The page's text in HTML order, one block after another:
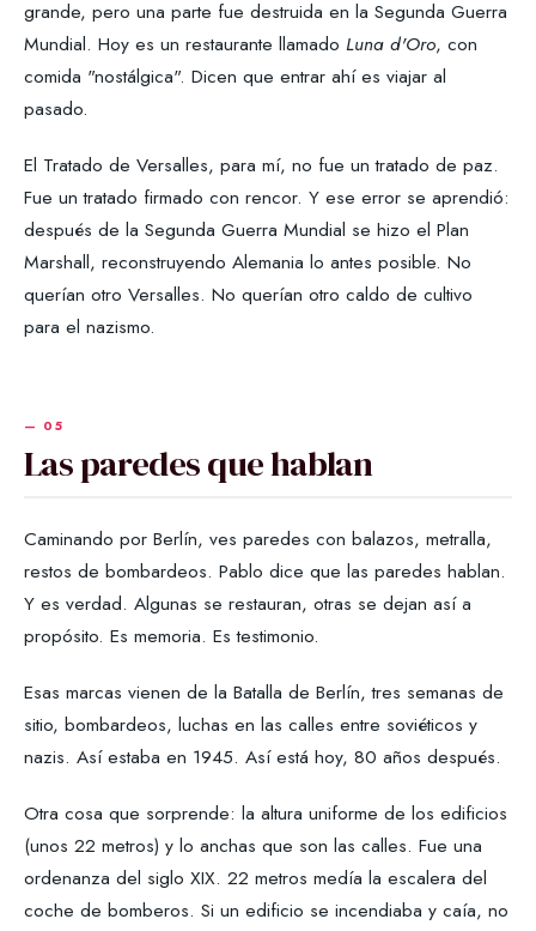
grande, pero una parte fue destruida en la Segunda Guerra
Mundial. Hoy es un restaurante llamado Luna d'Oro, con
comida "nostálgica". Dicen que entrar ahí es viajar al
pasado.
El Tratado de Versalles, para mí, no fue un tratado de paz.
Fue un tratado firmado con rencor. Y ese error se aprendió:
después de la Segunda Guerra Mundial se hizo el Plan
Marshall, reconstruyendo Alemania lo antes posible. No
querían otro Versalles. No querían otro caldo de cultivo
para el nazismo.
Las paredes que hablan
Caminando por Berlín, ves paredes con balazos, metralla,
restos de bombardeos. Pablo dice que las paredes hablan.
Y es verdad. Algunas se restauran, otras se dejan así a
propósito. Es memoria. Es testimonio.
Esas marcas vienen de la Batalla de Berlín, tres semanas de
sitio, bombardeos, luchas en las calles entre soviéticos y
nazis. Así estaba en 1945. Así está hoy, 80 años después.
Otra cosa que sorprende: la altura uniforme de los edificios
(unos 22 metros) y lo anchas que son las calles. Fue una
ordenanza del siglo XIX. 22 metros medía la escalera del
coche de bomberos. Si un edificio se incendiaba y caía, no